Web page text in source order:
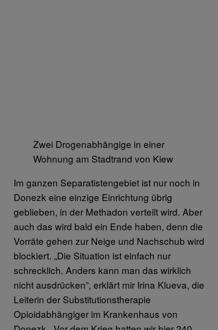
Zwei Drogenabhängige in einer
Wohnung am Stadtrand von Kiew
Im ganzen Separatistengebiet ist nur noch in
Donezk eine einzige Einrichtung übrig
geblieben, in der Methadon verteilt wird. Aber
auch das wird bald ein Ende haben, denn die
Vorräte gehen zur Neige und Nachschub wird
blockiert. „Die Situation ist einfach nur
schrecklich. Anders kann man das wirklich
nicht ausdrücken”, erklärt mir Irina Klueva, die
Leiterin der Substitutionstherapie
Opioidabhängiger im Krankenhaus von